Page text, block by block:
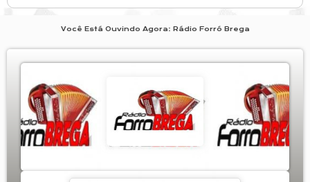
Você Está Ouvindo Agora: Rádio Forró Brega